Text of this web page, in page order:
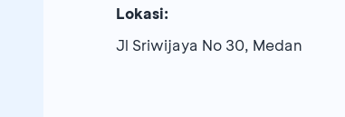
Lokasi:
Jl Sriwijaya No 30, Medan